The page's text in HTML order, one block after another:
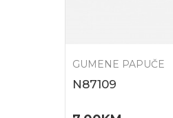
GUMENE PAPUČE
N87109